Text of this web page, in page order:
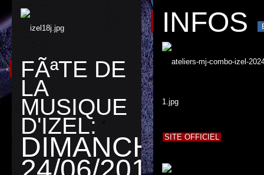
FÃªTE DE
LA
MUSIQUE
D'IZEL:
DIMANCHE
INFOS
SITE OFFICIEL